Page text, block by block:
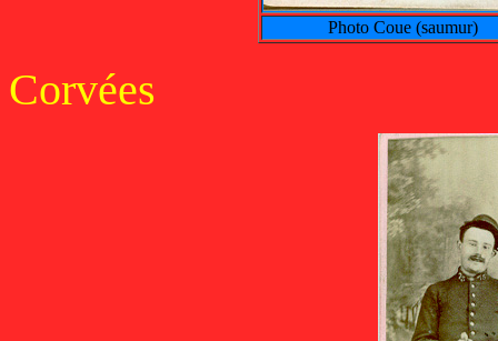
Photo Coue (saumur)
Corvées